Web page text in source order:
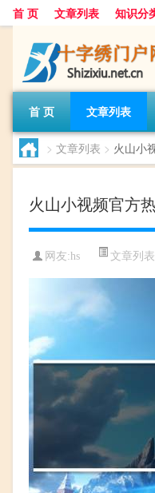
首 页 文章列表 知识分
首 页 文章列表
> 文章列表 > 火山小
火山小视频官方
网友:hs 文章列表